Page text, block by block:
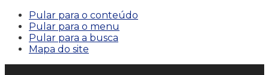
Pular para o conteúdo
Pular para o menu
Pular para a busca
Mapa do site